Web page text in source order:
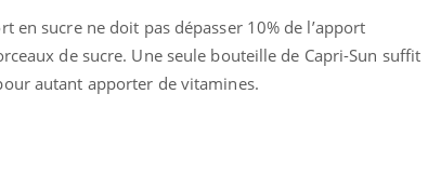
en sucre ne doit pas dépasser 10% de l’apport
de sucre. Une seule bouteille de Capri-Sun suffit
autant apporter de vitamines.